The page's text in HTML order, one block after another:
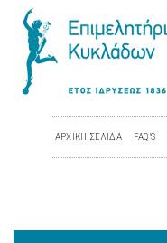
ΑΡΧΙΚΗ ΣΕΛΙΔΑ FAQ'S